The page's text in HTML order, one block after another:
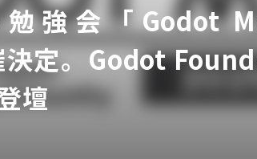
強会「Godot
定。Godot
壇